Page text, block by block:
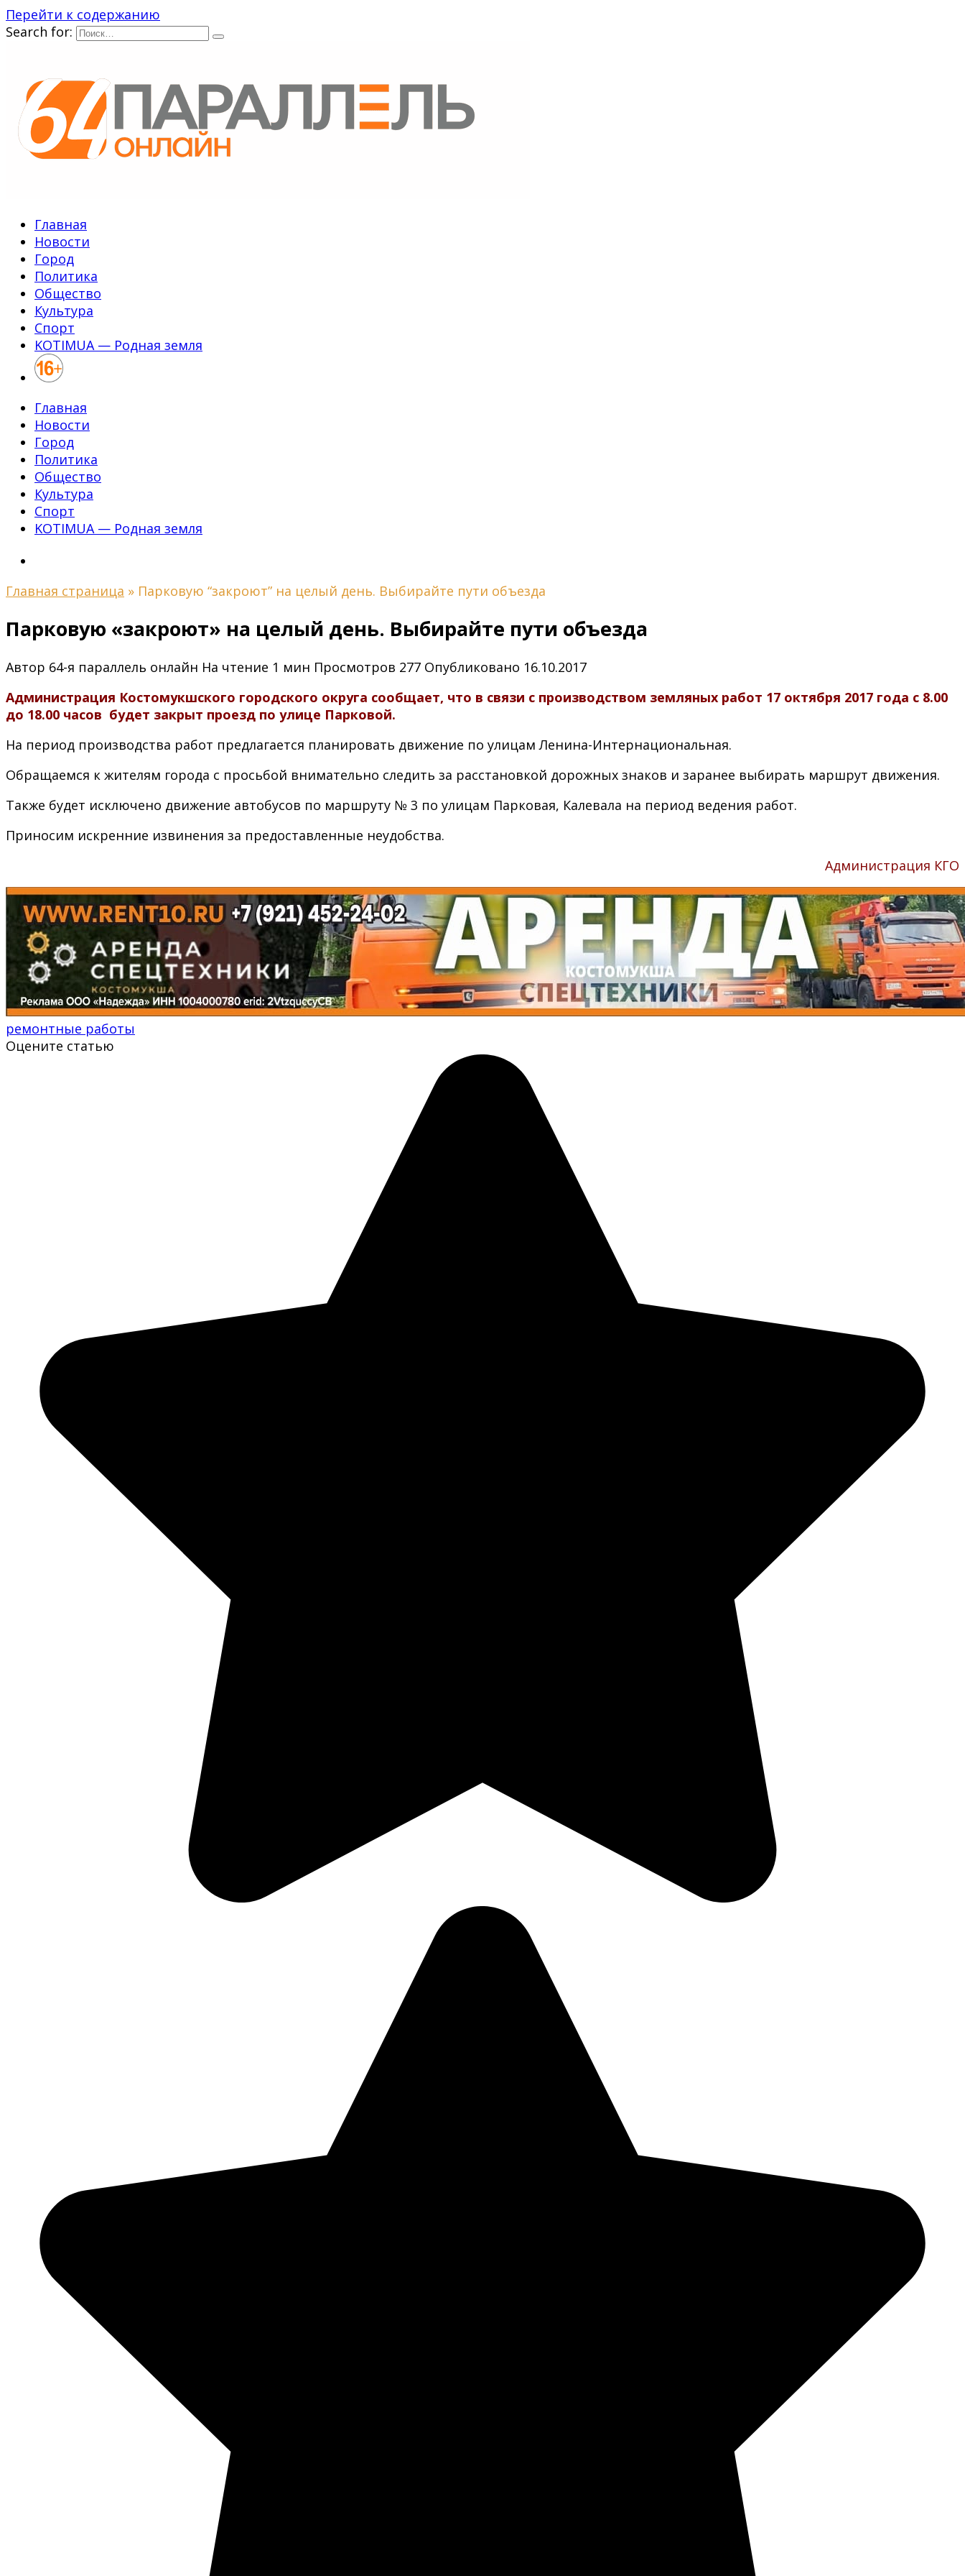
Перейти к содержанию
Search for:
Главная
Новости
Город
Политика
Общество
Культура
Спорт
KOTIMUA — Родная земля
Главная
Новости
Город
Политика
Общество
Культура
Спорт
KOTIMUA — Родная земля
Главная страница » Парковую “закроют” на целый день. Выбирайте пути объезда
Парковую «закроют» на целый день. Выбирайте пути объезда
Автор 64-я параллель онлайн На чтение 1 мин Просмотров 277 Опубликовано 16.10.2017
Администрация Костомукшского городского округа сообщает, что в связи с производством земляных работ 17 октября 2017 года с 8.00
до 18.00 часов будет закрыт проезд по улице Парковой.
На период производства работ предлагается планировать движение по улицам Ленина-Интернациональная.
Обращаемся к жителям города с просьбой внимательно следить за расстановкой дорожных знаков и заранее выбирать маршрут движения.
Также будет исключено движение автобусов по маршруту № 3 по улицам Парковая, Калевала на период ведения работ.
Приносим искренние извинения за предоставленные неудобства.
Администрация КГО
ремонтные работы
Оцените статью